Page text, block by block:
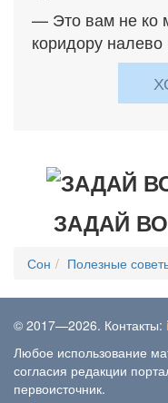
— Это вам не ко
коридору
ЗАДАЙ
Сон Полезные
© 2017—2026. Контакты:
Любое использование
согласия редакции
первоисточник.